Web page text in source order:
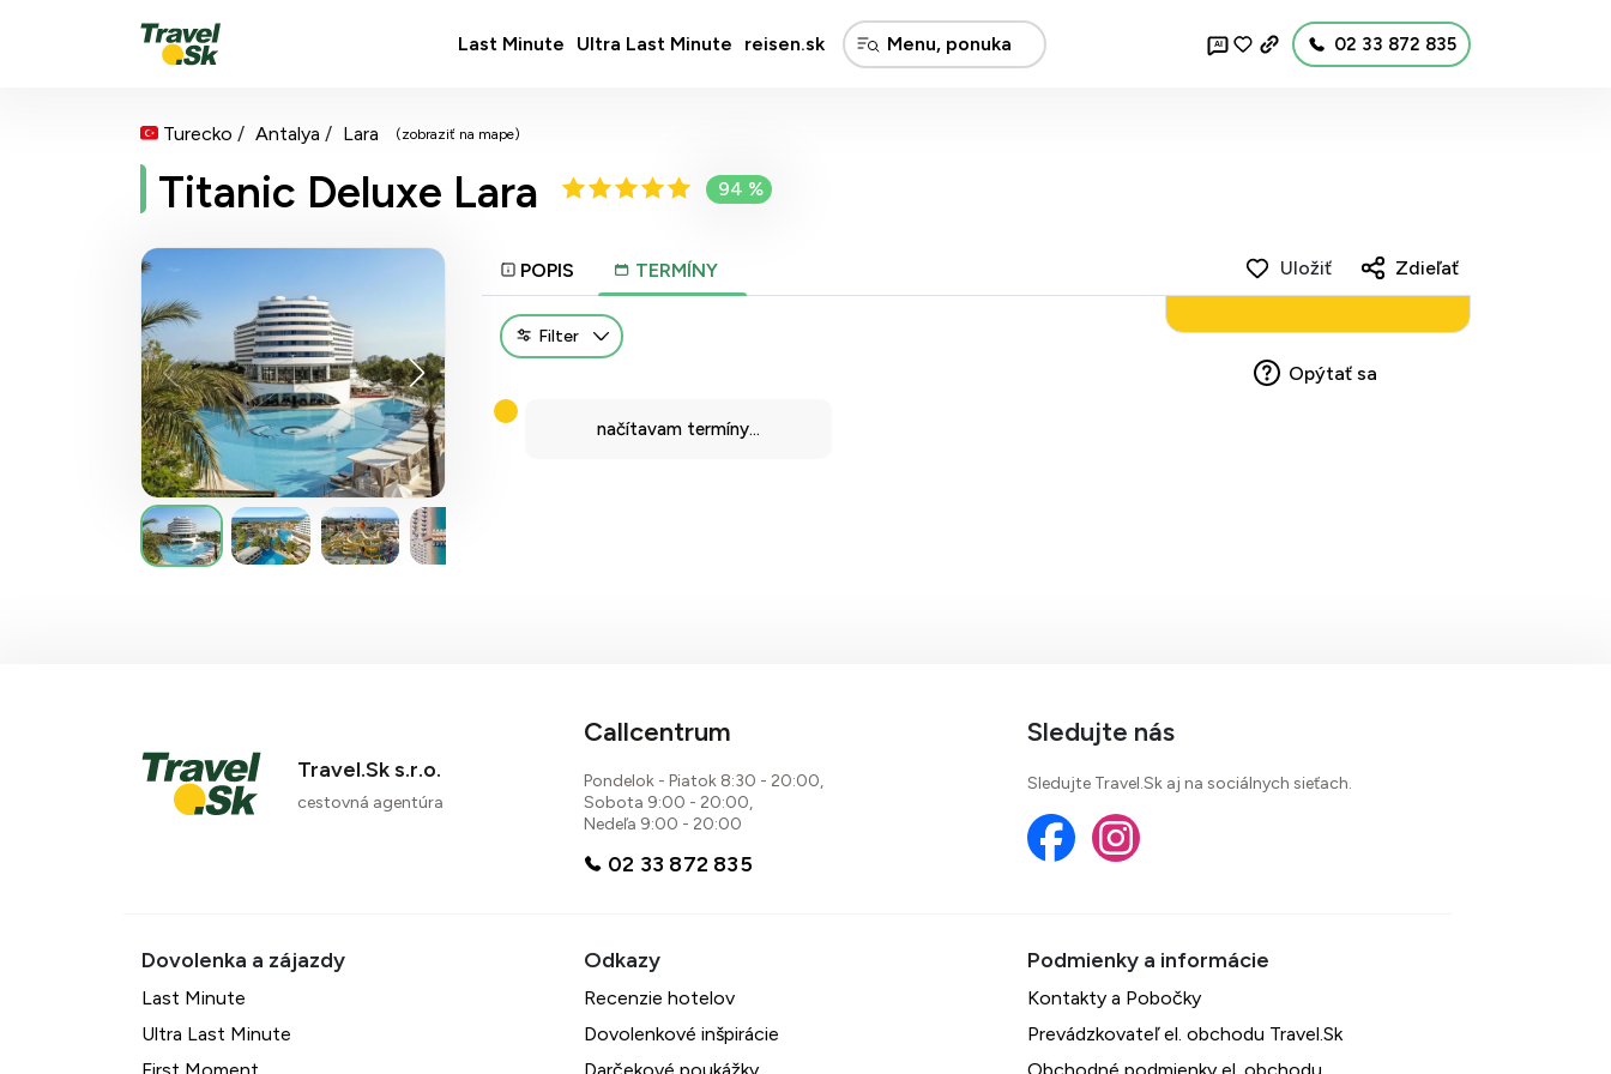
Last Minute Ultra Last Minute reisen.sk AI 02 33 872 835
Turecko Antalya Lara (zobraziť na mape)
Titanic Deluxe Lara 94 %
POPIS TERMÍNY
Filter
načítavam termíny...
Uložiť Zdieľať
Opýtať sa
Travel.Sk s.r.o.
cestovná agentúra
Callcentrum
Pondelok - Piatok 8:30 - 20:00,
Sobota 9:00 - 20:00,
Nedeľa 9:00 - 20:00
02 33 872 835
Sledujte nás
Sledujte Travel.Sk aj na sociálnych sieťach.
Last Minute
Ultra Last Minute
Recenzie hotelov
Dovolenkové inšpirácie
Kontakty a Pobočky
Prevádzkovateľ el. obchodu Travel.Sk